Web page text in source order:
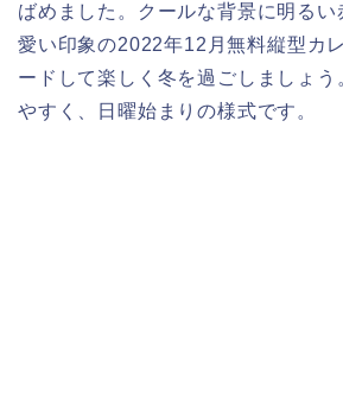
ばめました。クールな背景に明る
愛い印象の2022年12月無料縦型カ
ードして楽しく冬を過ごしましょう
やすく、日曜始まりの様式です。